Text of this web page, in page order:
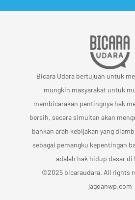
Bicara Udara bertujuan untuk
mungkin masyarakat untuk
membicarakan pentingnya hak
bersih, secara simultan akan
bahkan arah kebijakan yang
sebagai pemangku kepentingan
adalah hak hidup dasar di
©2025 bicaraudara. All rights
jagoanwp.com